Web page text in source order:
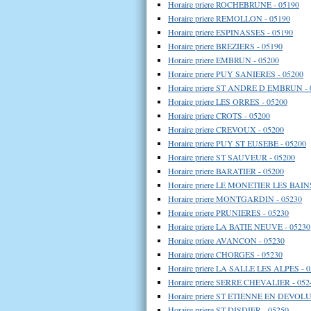
Horaire priere ROCHEBRUNE - 05190
Horaire priere REMOLLON - 05190
Horaire priere ESPINASSES - 05190
Horaire priere BREZIERS - 05190
Horaire priere EMBRUN - 05200
Horaire priere PUY SANIERES - 05200
Horaire priere ST ANDRE D EMBRUN -
Horaire priere LES ORRES - 05200
Horaire priere CROTS - 05200
Horaire priere CREVOUX - 05200
Horaire priere PUY ST EUSEBE - 05200
Horaire priere ST SAUVEUR - 05200
Horaire priere BARATIER - 05200
Horaire priere LE MONETIER LES
Horaire priere MONTGARDIN - 05230
Horaire priere PRUNIERES - 05230
Horaire priere LA BATIE NEUVE - 05230
Horaire priere AVANCON - 05230
Horaire priere CHORGES - 05230
Horaire priere LA SALLE LES ALPES -
Horaire priere SERRE CHEVALIER -
Horaire priere ST ETIENNE EN